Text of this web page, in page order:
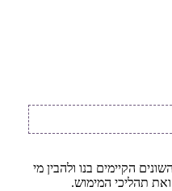
הקיימים בנו ולהבין מי
תהליכי המימוש.